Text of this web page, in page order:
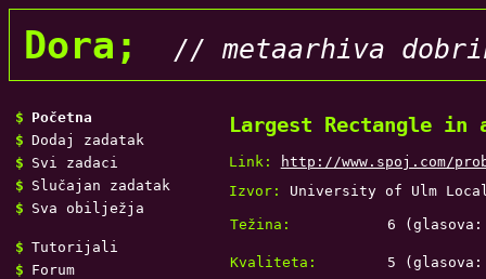
Dora; // metaarhiva
Početna
Dodaj zadatak
Svi zadaci
Slučajan zadatak
Sva obilježja
Tutorijali
Forum
Largest Rectangle in
Link:
http://www.spoj.com/
Izvor: University of Ulm
Težina: 6
Kvaliteta: 5